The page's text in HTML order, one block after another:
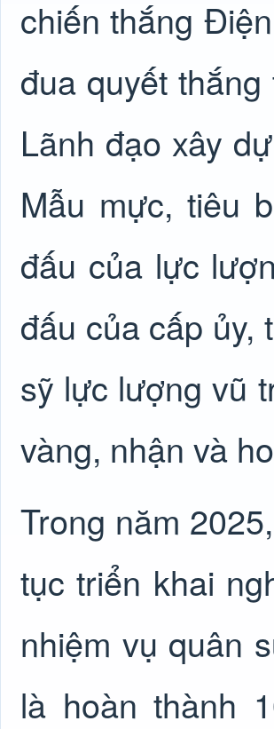
chiến thắng
đua quyết
Lãnh đạo xây
Mẫu mực, tiêu
đấu của lực
đấu của cấp
sỹ lực lượng vũ
vàng, nhận và
Trong năm
tục triển khai
nhiệm vụ quân
là hoàn thành